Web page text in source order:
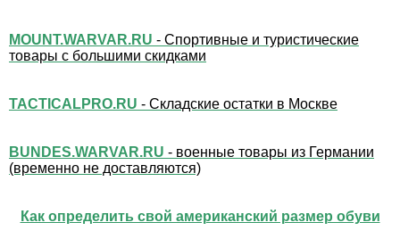
MOUNT.WARVAR.RU - Спортивные и туристические
товары с большими скидками
TACTICALPRO.RU - Складские остатки в Москве
BUNDES.WARVAR.RU - военные товары из Германии
(временно не доставляются)
Как определить свой американский размер обуви